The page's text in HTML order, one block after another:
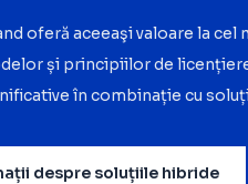
oferă aceeaşi valoare la cel
și principiilor de
în combinație cu
despre soluțiile hibride